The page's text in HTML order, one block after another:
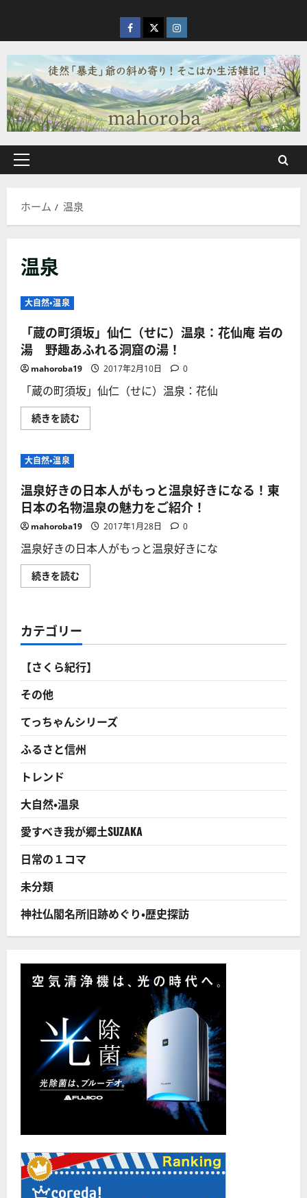
を
ス
キ
ッ
プ
facebook
X Instagram
メ
ン
ー
ホーム 温泉
温泉
大自然・温泉
「蔵の町須坂」仙仁（せに）温泉：花仙庵 岩の
湯 野趣あふれる洞窟の湯！
mahoroba19 2017年2月10日 0
「蔵の町須坂」仙仁（せに）温泉：花仙
続きを読む
の
（せ
に）
温
泉：
花
仙
庵
岩
の
趣
る
窟
湯！
に
て
さ
ら
に
読
む
大自然・温泉
温泉好きの日本人がもっと温泉好きになる！東
日本の名物温泉の魅力をご紹介！
mahoroba19 2017年1月28日 0
温泉好きの日本人がもっと温泉好きにな
続きを読む
泉
本
人
も
っ
と
好
き
に
な
る！
東
日
物
温
泉
の
魅
力
を
ご
に
つ
い
さ
む
カテゴリー
【さくら紀行】
その他
てっちゃんシリーズ
ふるさと信州
トレンド
大自然・温泉
愛すべき我が郷土SUZAKA
日常の１コマ
未分類
神社仏閣名所旧跡めぐり・歴史探訪